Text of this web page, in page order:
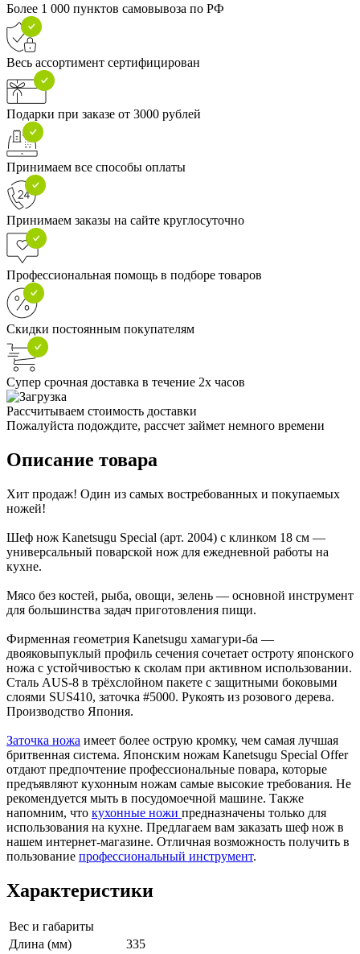
Более 1 000 пунктов самовывоза по РФ
Весь ассортимент сертифицирован
Подарки при заказе от 3000 рублей
Принимаем все способы оплаты
Принимаем заказы на сайте круглосуточно
Профессиональная помощь в подборе товаров
Скидки постоянным покупателям
Супер срочная доставка в течение 2х часов
Рассчитываем стоимость доставки
Пожалуйста подождите, рассчет займет немного времени
Описание товара
Хит продаж! Один из самых востребованных и покупаемых
ножей!
Шеф нож Kanetsugu Special (арт. 2004) с клинком 18 см —
универсальный поварской нож для ежедневной работы на
кухне.
Мясо без костей, рыба, овощи, зелень — основной инструмент
для большинства задач приготовления пищи.
Фирменная геометрия Kanetsugu хамагури-ба —
двояковыпуклый профиль сечения сочетает остроту японского
ножа с устойчивостью к сколам при активном использовании.
Сталь AUS-8 в трёхслойном пакете с защитными боковыми
слоями SUS410, заточка #5000. Рукоять из розового дерева.
Производство Япония.
Заточка ножа имеет более острую кромку, чем самая лучшая
бритвенная система. Японским ножам Kanetsugu Special Offer
отдают предпочтение профессиональные повара, которые
предъявляют кухонным ножам самые высокие требования. Не
рекомендуется мыть в посудомоечной машине. Также
напомним, что кухонные ножи предназначены только для
использования на кухне. Предлагаем вам заказать шеф нож в
нашем интернет-магазине. Отличная возможность получить в
пользование профессиональный инструмент.
Характеристики
Вес и габариты
Длина (мм)
335